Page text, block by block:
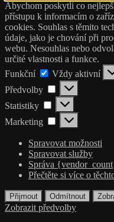
Abychom poskytli co
přístupu k informacím o
cookies. Souhlas s těmito
údaje, jako je chování při
webu. Nesouhlas nebo
určité vlastnosti a funkce.
Funkční
Funkční
Vždy aktivní
Předvolby
Předvolby
Statistiky Statistiky
Marketing Marketing
Spravovat možnosti
Spravovat služby
Správa
Přečtěte si více o
Přijmout Odmítnout
Zobrazit předvolby